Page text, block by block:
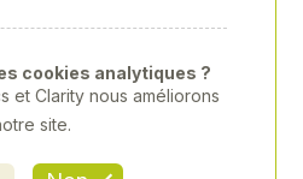
cookies analytiques ?
et Clarity nous améliorons
site.